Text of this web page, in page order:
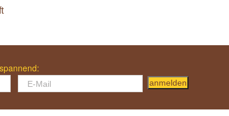
anmelden